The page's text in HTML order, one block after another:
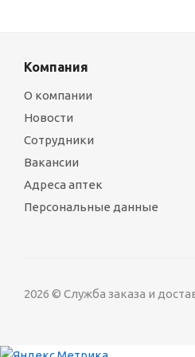
Компания
О компании
Новости
Сотрудники
Вакансии
Адреса аптек
Персональные данные
2026 © Служба заказа и